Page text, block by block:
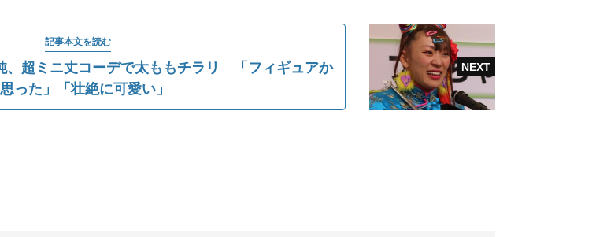
記事本文を読む
、超ミニ丈コーデで太ももチラリ 「フィギュアか
った」「壮絶に可愛い」